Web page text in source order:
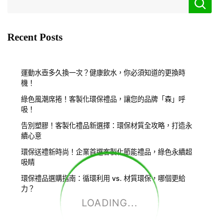
LOADING...
Recent Posts
運動水壺多久換一次？健康飲水，你必須知道的更換時
機！
綠色風潮席捲！客製化環保禮品，讓您的品牌「森」呼
吸！
告別塑膠！客製化禮品新選擇：環保材質全攻略，打造永
續心意
環保送禮新時尚！企業首選客製化節能禮品，綠色永續超
吸睛
環保禮品選購指南：循環利用 vs. 材質環保，哪個更給
力？